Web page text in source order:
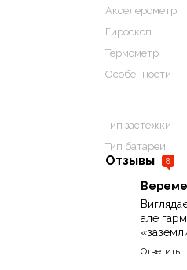
Акселерометр
Гироскоп
Термометр
Особенности
Тип застежки
Тип батареи
Отзывы 8
але
Ответить